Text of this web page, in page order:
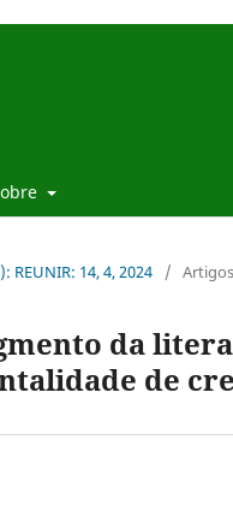
REUNIR: 14, 4, 2024 /
da
de